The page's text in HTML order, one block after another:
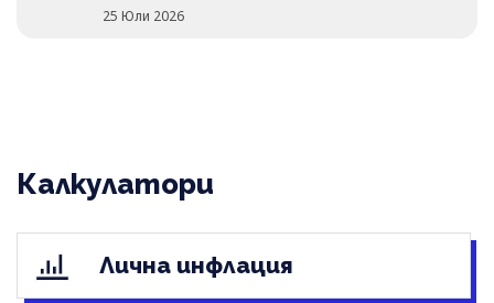
25 Юли 2026
Калкулатори
Лична инфлация